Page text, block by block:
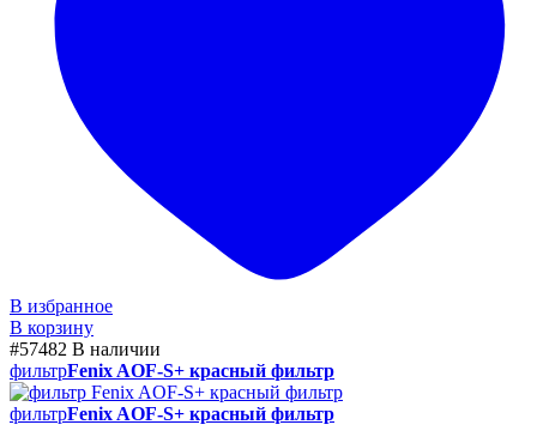
В избранное
В корзину
#57482 В наличии
фильтрFenix AOF-S+ красный фильтр
фильтрFenix AOF-S+ красный фильтр